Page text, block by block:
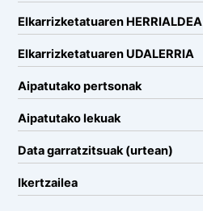
Elkarrizketatuaren HERRIALDEA
Elkarrizketatuaren UDALERRIA
Aipatutako pertsonak
Aipatutako lekuak
Data garratzitsuak (urtean)
Ikertzailea